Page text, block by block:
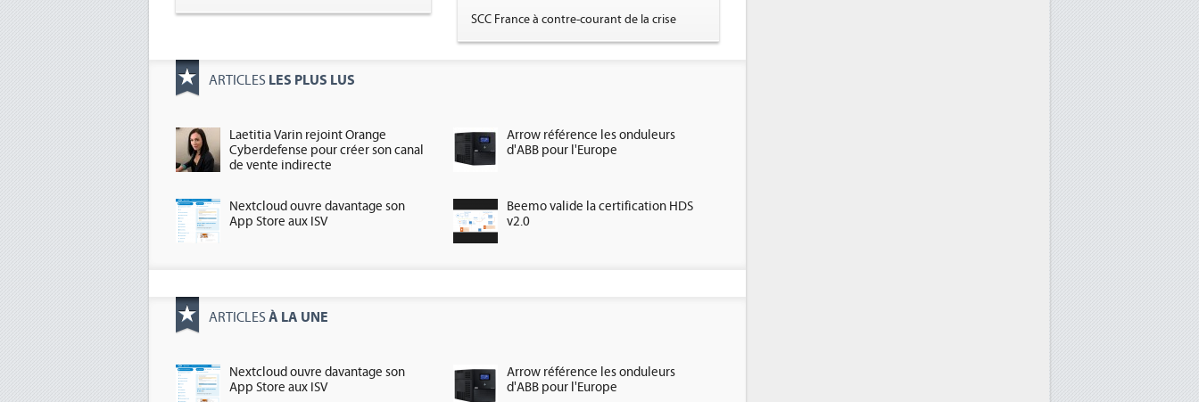
SCC France à contre-courant de la crise
ARTICLES LES PLUS LUS
Laetitia Varin rejoint Orange
Cyberdefense pour créer son canal
de vente indirecte
Arrow référence les onduleurs
d'ABB pour l'Europe
Nextcloud ouvre davantage son
App Store aux ISV
Beemo valide la certification HDS
v2.0
ARTICLES À LA UNE
Nextcloud ouvre davantage son
App Store aux ISV
Arrow référence les onduleurs
d'ABB pour l'Europe